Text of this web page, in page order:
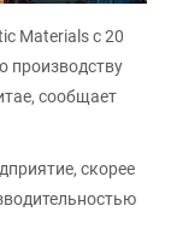
Materials с 20
производству
сообщает
скорее